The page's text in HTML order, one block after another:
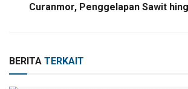
Curanmor, Penggelapan Sawit
BERITA TERKAIT